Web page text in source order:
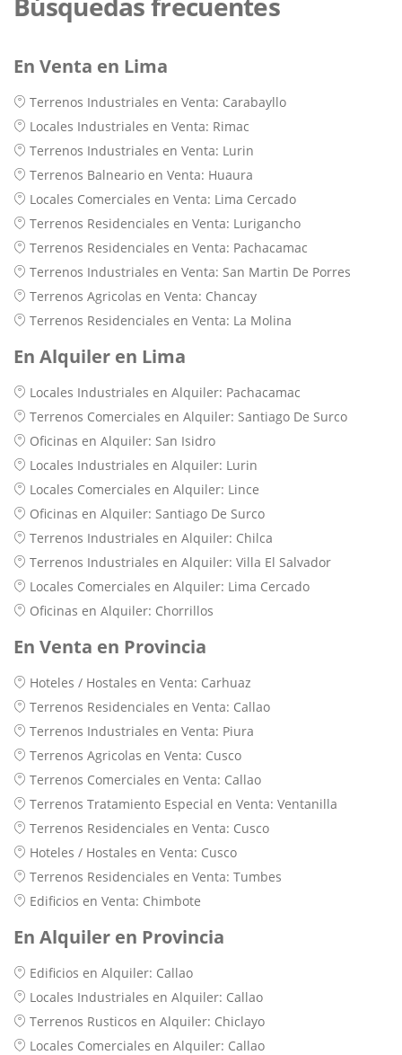
En Venta en Lima
Terrenos Industriales en Venta: Carabayllo
Locales Industriales en Venta: Rimac
Terrenos Industriales en Venta: Lurin
Terrenos Balneario en Venta: Huaura
Locales Comerciales en Venta: Lima Cercado
Terrenos Residenciales en Venta: Lurigancho
Terrenos Residenciales en Venta: Pachacamac
Terrenos Industriales en Venta: San Martin De Porres
Terrenos Agricolas en Venta: Chancay
Terrenos Residenciales en Venta: La Molina
En Alquiler en Lima
Locales Industriales en Alquiler: Pachacamac
Terrenos Comerciales en Alquiler: Santiago De Surco
Oficinas en Alquiler: San Isidro
Locales Industriales en Alquiler: Lurin
Locales Comerciales en Alquiler: Lince
Oficinas en Alquiler: Santiago De Surco
Terrenos Industriales en Alquiler: Chilca
Terrenos Industriales en Alquiler: Villa El Salvador
Locales Comerciales en Alquiler: Lima Cercado
Oficinas en Alquiler: Chorrillos
En Venta en Provincia
Hoteles / Hostales en Venta: Carhuaz
Terrenos Residenciales en Venta: Callao
Terrenos Industriales en Venta: Piura
Terrenos Agricolas en Venta: Cusco
Terrenos Comerciales en Venta: Callao
Terrenos Tratamiento Especial en Venta: Ventanilla
Terrenos Residenciales en Venta: Cusco
Hoteles / Hostales en Venta: Cusco
Terrenos Residenciales en Venta: Tumbes
Edificios en Venta: Chimbote
En Alquiler en Provincia
Edificios en Alquiler: Callao
Locales Industriales en Alquiler: Callao
Terrenos Rusticos en Alquiler: Chiclayo
Locales Comerciales en Alquiler: Callao